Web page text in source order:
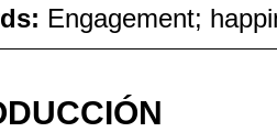
Engagement;